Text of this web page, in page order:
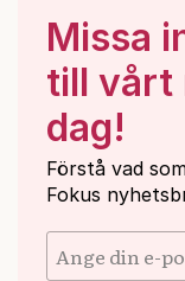
Missa
till vårt
dag!
Förstå vad
Fokus